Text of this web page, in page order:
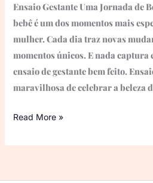
Ensaio Gestante Uma Jornada de
bebê é um dos momentos mais
mulher. Cada dia traz novas
momentos únicos. E nada captura
ensaio de gestante bem feito.
maravilhosa de celebrar a beleza
Read More »